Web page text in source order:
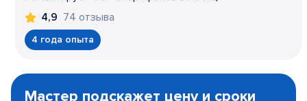
4,9 74 отзыва
4 года опыта
1
Мастер подскажет цену и сроки